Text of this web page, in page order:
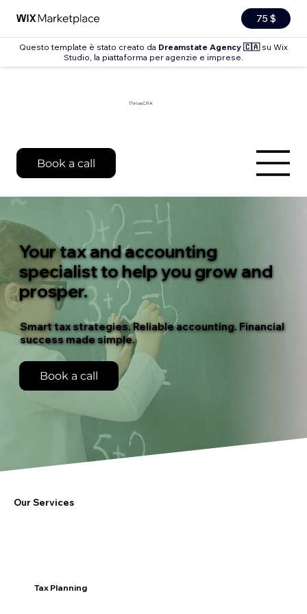
75 $
Questo template è stato creato da Dreamstate Agency 🇨🇦su Wix
Studio, la piattaforma per agenzie e imprese.